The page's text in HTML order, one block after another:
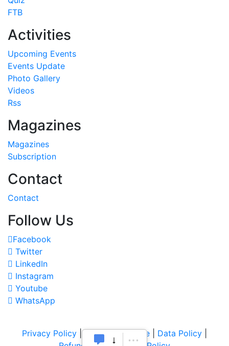
FTB
Activities
Upcoming Events
Events Update
Photo Gallery
Videos
Rss
Magazines
Magazines
Subscription
Contact
Contact
Follow Us
Facebook
Twitter
LinkedIn
Instagram
Youtube
WhatsApp
Privacy Policy |Terms of Service Data Policy